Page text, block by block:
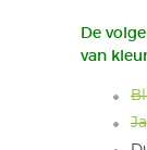
De
van